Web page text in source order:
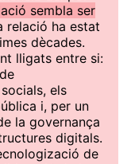
sembla ser
relació ha estat
dècades.
lligats entre si:
els
i, per un
la governança
digitals.
de